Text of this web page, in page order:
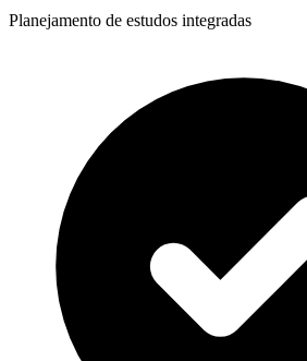
Planejamento de estudos integradas